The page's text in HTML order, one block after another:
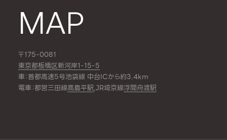
MAP
〒175-0081
東京都板橋区新河岸1-15-5
車：首都高速5号池袋線 中台ICから約3.4km
電車：都営三田線高島平駅,JR埼京線浮間舟渡駅